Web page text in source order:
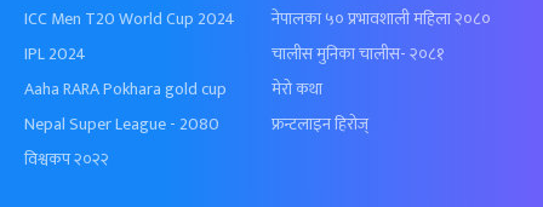
ICC Men T20 World Cup 2024
IPL 2024
Aaha RARA Pokhara gold cup
Nepal Super League - 2080
विश्वकप २०२२
नेपालका ५० प्रभावशाली महिला २०८०
चालीस मुनिका चालीस- २०८१
मेरो कथा
फ्रन्टलाइन हिरोज्